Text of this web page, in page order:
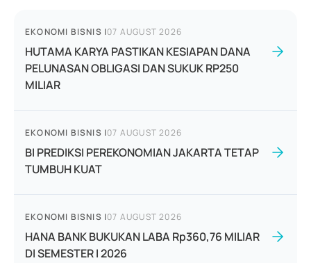
EKONOMI BISNIS |07 AUGUST 2026
HUTAMA KARYA PASTIKAN KESIAPAN DANA
PELUNASAN OBLIGASI DAN SUKUK RP250
MILIAR
EKONOMI BISNIS |07 AUGUST 2026
BI PREDIKSI PEREKONOMIAN JAKARTA TETAP
TUMBUH KUAT
EKONOMI BISNIS |07 AUGUST 2026
HANA BANK BUKUKAN LABA Rp360,76 MILIAR
DI SEMESTER I 2026